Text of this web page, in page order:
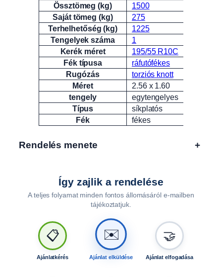
Össztömeg (kg)
1500
Saját tömeg (kg)
275
Terhelhetőség (kg)
1225
Tengelyek száma
1
Kerék méret
195/55 R10C
Fék típusa
ráfutófékes
Rugózás
torziós knott
Méret
2.56 x 1.60
tengely
egytengelyes
Típus
síkplatós
Fék
fékes
Rendelés menete +
Így zajlik a rendelése
A teljes folyamat minden fontos állomásáról e-mailben
tájékoztatjuk.
📋
Ajánlatkérés
✉️
Ajánlat elküldése
🤝
Ajánlat elfogadása